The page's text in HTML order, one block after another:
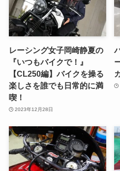
レーシング女子岡崎静夏の
『いつもバイクで！』
【CL250編】バイクを操る
楽しさを誰でも日常的に満
喫！
2023年12月28日